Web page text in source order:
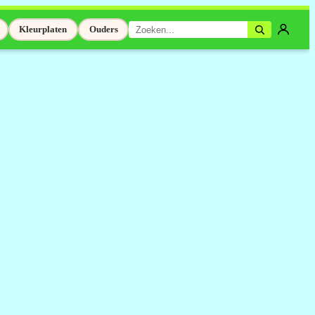
Kleurplaten Ouders